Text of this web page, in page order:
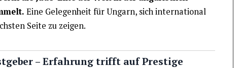
Eine Gelegenheit für Ungarn, sich international
Seite zu zeigen.
– Erfahrung trifft auf Prestige